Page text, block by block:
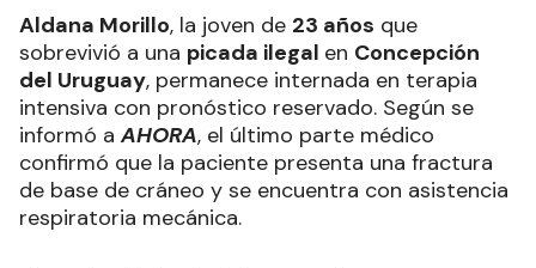
Aldana Morillo, la joven de 23 años que
sobrevivió a una picada ilegal en Concepción
del Uruguay, permanece internada en terapia
intensiva con pronóstico reservado. Según se
informó aAHORA, el último parte médico
confirmó que la paciente presenta una fractura
de base de cráneo y se encuentra con asistencia
respiratoria mecánica.